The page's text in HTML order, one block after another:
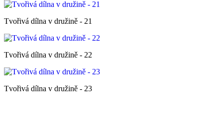
Tvořivá dílna v družině - 21
Tvořivá dílna v družině - 22
Tvořivá dílna v družině - 23